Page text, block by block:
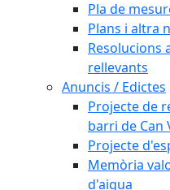
Pla de
Plans i altra
Resolucions
rellevants
Anuncis / Edictes
Projecte de
barri de Can
Projecte
Memòria
d'aigua